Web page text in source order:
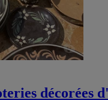
décorées